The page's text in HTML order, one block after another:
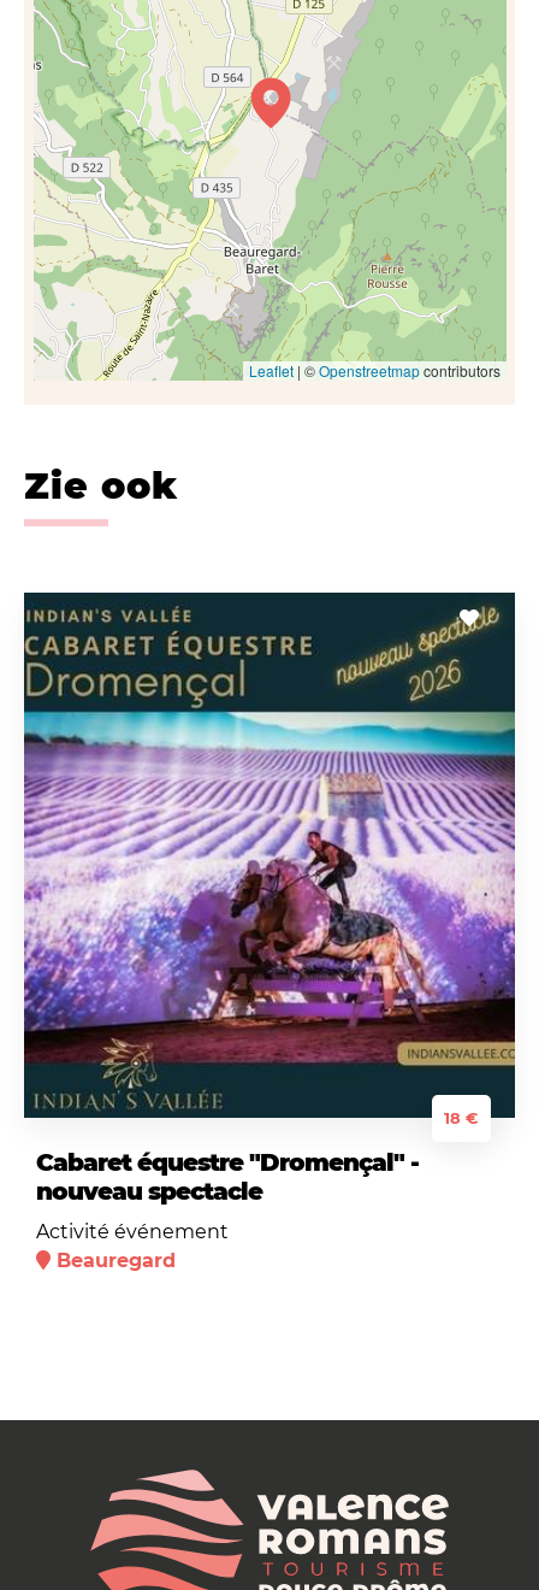
Leaflet| ©Openstreetmapcontributors
Zie ook
18 €
Cabaret équestre "Dromençal" -
nouveau spectacle
Activité événement
Beauregard